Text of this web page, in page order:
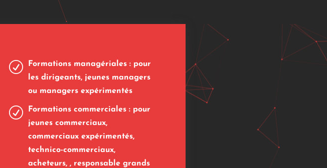
R
Formations managériales : pour
les dirigeants, jeunes managers
ou managers expérimentés
R
Formations commerciales : pour
jeunes commerciaux,
commerciaux expérimentés,
technico-commerciaux,
acheteurs, , responsable grands